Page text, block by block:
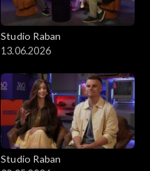
Studio Raban
13.06.2026
Studio Raban